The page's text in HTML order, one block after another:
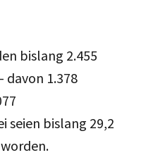
bislang 2.455
davon 1.378
seien bislang 29,2